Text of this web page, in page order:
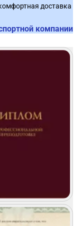
доставка
компании